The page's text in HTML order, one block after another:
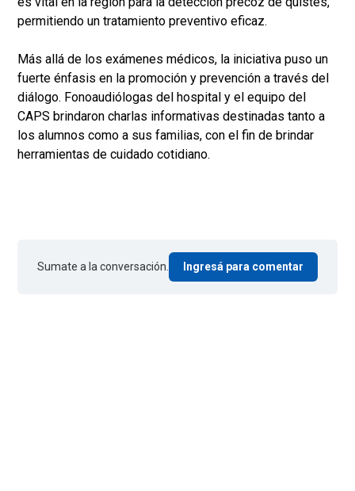
permitiendo un tratamiento preventivo eficaz.
Más allá de los exámenes médicos, la iniciativa puso un
fuerte énfasis en la promoción y prevención a través del
diálogo. Fonoaudiólogas del hospital y el equipo del
CAPS brindaron charlas informativas destinadas tanto a
los alumnos como a sus familias, con el fin de brindar
herramientas de cuidado cotidiano.
Sumate a la conversación. Ingresá para comentar